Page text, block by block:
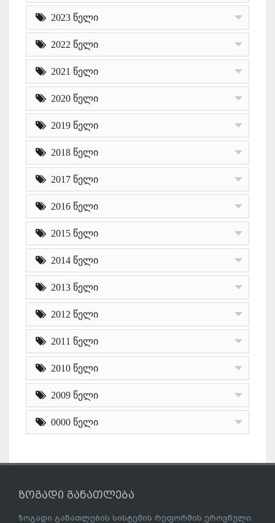
2023 წელი
2022 წელი
2021 წელი
2020 წელი
2019 წელი
2018 წელი
2017 წელი
2016 წელი
2015 წელი
2014 წელი
2013 წელი
2012 წელი
2011 წელი
2010 წელი
2009 წელი
0000 წელი
ზოგადი განათლება
ზოგადი განათლების სისტემის რეფორმის ეროვნული